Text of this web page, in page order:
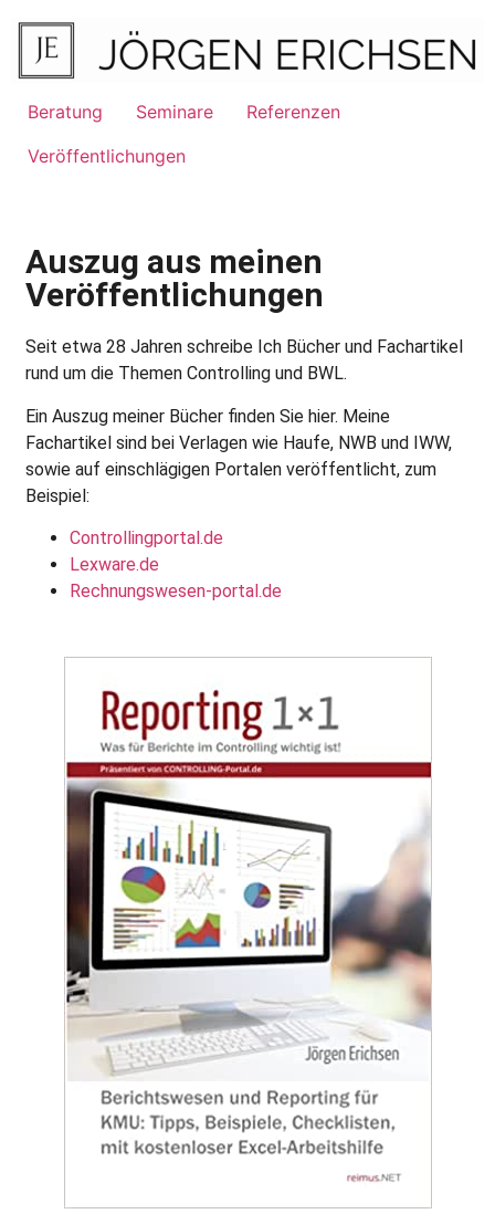
Beratung Seminare
Referenzen
Veröffentlichungen
Auszug aus meinen
Veröffentlichungen
Seit etwa 28 Jahren schreibe Ich Bücher und Fachartikel
rund um die Themen Controlling und BWL.
Ein Auszug meiner Bücher finden Sie hier. Meine
Fachartikel sind bei Verlagen wie Haufe, NWB und IWW,
sowie auf einschlägigen Portalen veröffentlicht, zum
Beispiel:
Controllingportal.de
Lexware.de
Rechnungswesen-portal.de